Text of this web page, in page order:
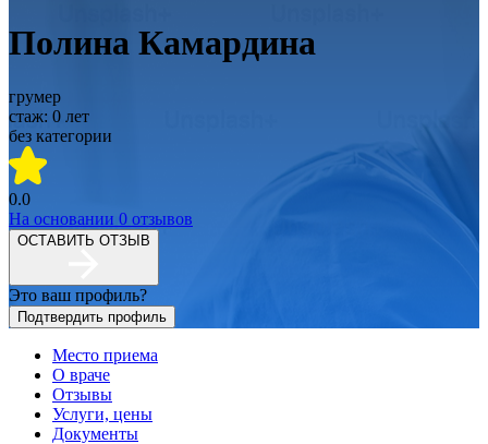
Полина Камардина
грумер
стаж: 0 лет
без категории
0.0
На основании 0 отзывов
ОСТАВИТЬ ОТЗЫВ
Это ваш профиль?
Подтвердить профиль
Место приема
О враче
Отзывы
Услуги, цены
Документы